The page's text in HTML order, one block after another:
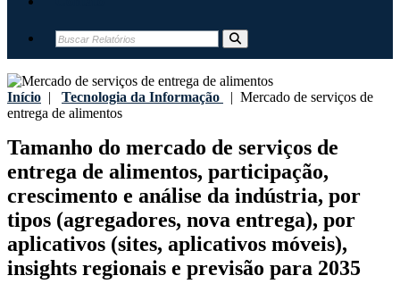
Início | Tecnologia da Informação | Mercado de serviços de
entrega de alimentos
Tamanho do mercado de serviços de
entrega de alimentos, participação,
crescimento e análise da indústria, por
tipos (agregadores, nova entrega), por
aplicativos (sites, aplicativos móveis),
insights regionais e previsão para 2035